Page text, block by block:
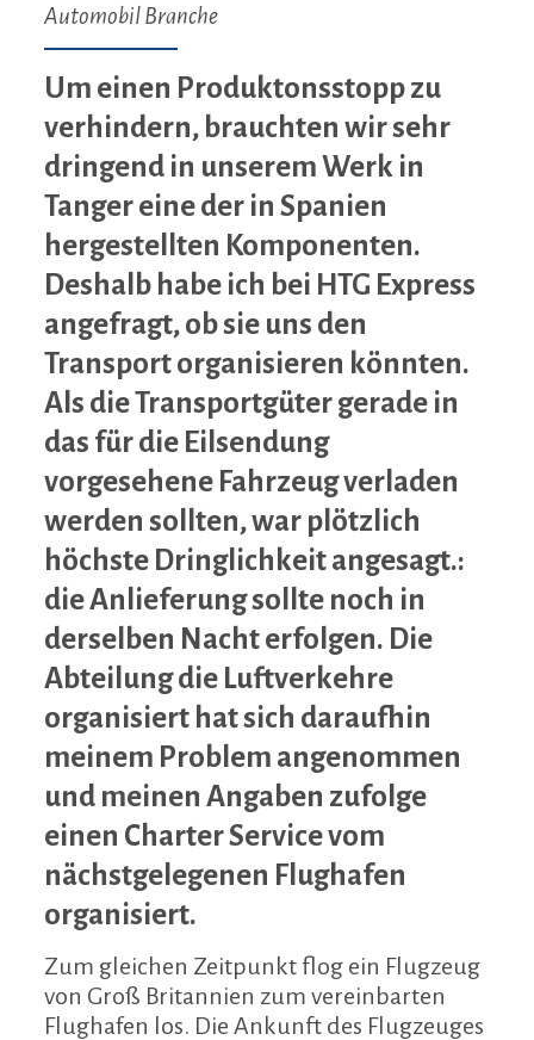
Automobil Branche
Um einen Produktonsstopp zu
verhindern, brauchten wir sehr
dringend in unserem Werk in
Tanger eine der in Spanien
hergestellten Komponenten.
Deshalb habe ich bei HTG Express
angefragt, ob sie uns den
Transport organisieren könnten.
Als die Transportgüter gerade in
das für die Eilsendung
vorgesehene Fahrzeug verladen
werden sollten, war plötzlich
höchste Dringlichkeit angesagt.:
die Anlieferung sollte noch in
derselben Nacht erfolgen. Die
Abteilung die Luftverkehre
organisiert hat sich daraufhin
meinem Problem angenommen
und meinen Angaben zufolge
einen Charter Service vom
nächstgelegenen Flughafen
organisiert.
Zum gleichen Zeitpunkt flog ein Flugzeug
von Groß Britannien zum vereinbarten
Flughafen los. Die Ankunft des Flugzeuges